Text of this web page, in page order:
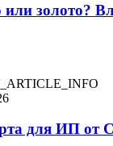
золото?
для ИП от